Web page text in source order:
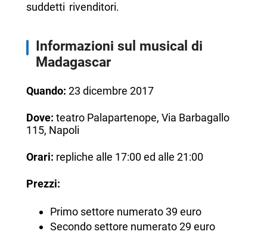
suddetti rivenditori.
Informazioni sul musical di
Madagascar
Quando: 23 dicembre 2017
Dove: teatro Palapartenope, Via Barbagallo
115, Napoli
Orari: repliche alle 17:00 ed alle 21:00
Prezzi:
Primo settore numerato 39 euro
Secondo settore numerato 29 euro